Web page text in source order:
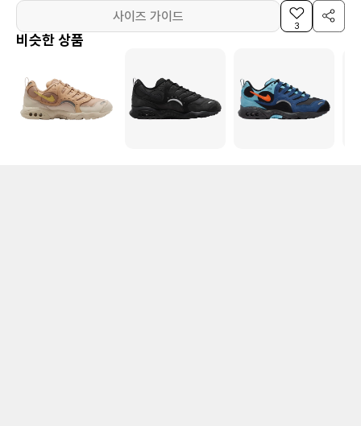
사이즈 가이드
3
비슷한 상품